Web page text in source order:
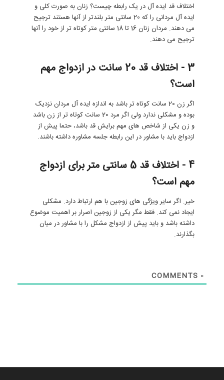
اختلاف قد ایده آل در یک رابطه چیست؟ زنان به صورت کلی و
ایده آل مردانی را که 20 سانتی متر بلندتر از آنها هستند ترجیح
می دهند. مردان زنان 16 تا 18 سانتی متر کوتاه تر از خود را آنها
ترجیح می دهند.
3 - اختلاف قد 20 سانت در ازدواج مهم
است؟
اگر زن 20 سانت کوتاه تر باشد به اندازه ایده آل مردان نزدیک
بوده و مشکلی ندارد ولی اگر مرد 20 سانت کوتاه تر از زن باشد
و زن یکی از شاخص های مهم برایش قد باشد، حتما پیش از
ازدواج باید با مشاور در این رابطه جلسه مشاوره داشته باشند.
4 - اختلاف قد 5 سانتی متر برای ازدواج
مهم است؟
خیر. اگر سایر ویژگی های زوجین با هم ارتباط دارد. مشکلی
ایجاد نمی کند. فقط مگر یکی از زوجین اصرار بر اهمیت موضوع
داشته باشد و باید پیش از ازدواج مشکل را با مشاور در میان
بگذارند.
0